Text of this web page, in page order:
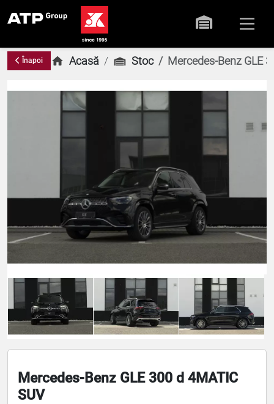
Înapoi Acasă Stoc Mercedes-Benz GLE
Mercedes-Benz GLE 300 d 4MATIC
SUV